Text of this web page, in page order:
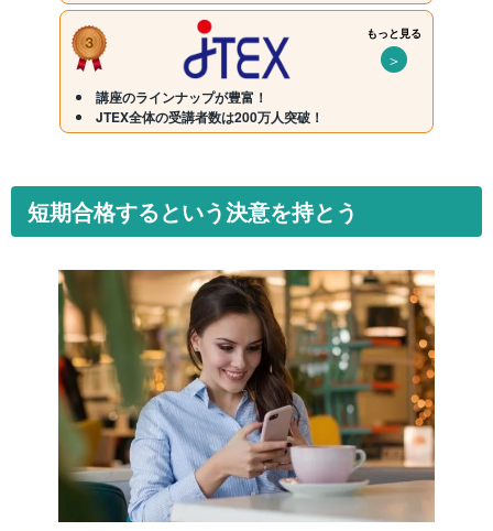
もっと見る
＞
講座のラインナップが豊富！
JTEX全体の受講者数は200万人突破！
短期合格するという決意を持とう